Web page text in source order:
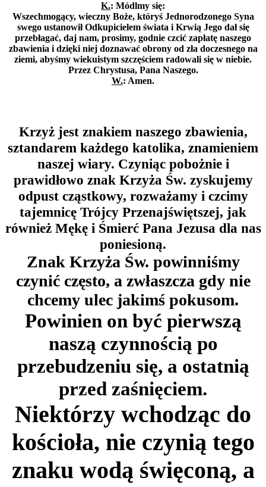
K.: Módlmy się:
Wszechmogący, wieczny Boże, któryś Jednorodzonego Syna
swego ustanowił Odkupicielem świata i Krwią Jego dał się
przebłagać, daj nam, prosimy, godnie czcić zapłatę naszego
zbawienia i dzięki niej doznawać obrony od zła doczesnego na
ziemi, abyśmy wiekuistym szczęściem radowali się w niebie.
Przez Chrystusa, Pana Naszego.
W.: Amen.
Krzyż jest znakiem naszego zbawienia,
sztandarem każdego katolika, znamieniem
naszej wiary. Czyniąc pobożnie i
prawidłowo znak Krzyża Św. zyskujemy
odpust cząstkowy, rozważamy i czcimy
tajemnicę Trójcy Przenajświętszej, jak
również Mękę i Śmierć Pana Jezusa dla nas
poniesioną.
Znak Krzyża Św. powinniśmy
czynić często, a zwłaszcza gdy nie
chcemy ulec jakimś pokusom.
Powinien on być pierwszą
naszą czynnością po
przebudzeniu się, a ostatnią
przed zaśnięciem.
Niektórzy wchodząc do
kościoła, nie czynią tego
znaku wodą święconą, a